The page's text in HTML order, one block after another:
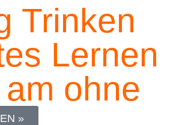
Trinken
Lernen
ohne
»